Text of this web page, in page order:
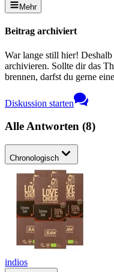
Mehr
Beitrag archiviert
War lange still hier!
archivieren. Sollte dir das
brennen, darfst du gerne
Diskussion starten
Alle Antworten (8)
Chronologisch
indios